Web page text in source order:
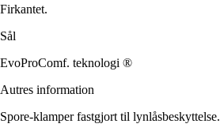
Firkantet.
Sål
EvoProComf. teknologi ®
Autres information
Spore-klamper fastgjort til lynlåsbeskyttelse.